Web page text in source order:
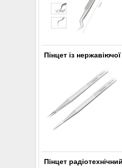
Пінцет із
Пінцет